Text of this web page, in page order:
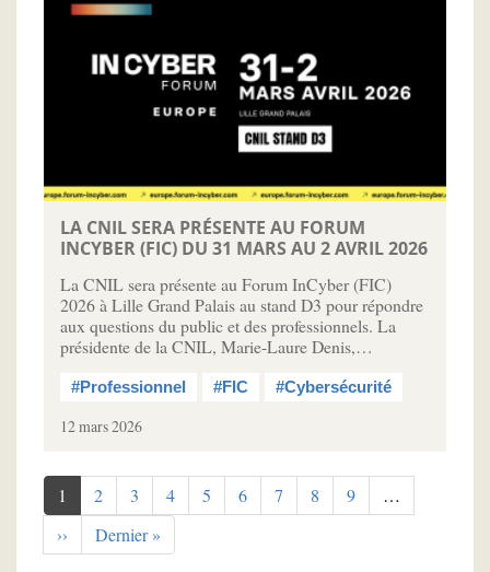
LA CNIL SERA PRÉSENTE AU FORUM
INCYBER (FIC) DU 31 MARS AU 2 AVRIL 2026
La CNIL sera présente au Forum InCyber (FIC)
2026 à Lille Grand Palais au stand D3 pour répondre
aux questions du public et des professionnels. La
présidente de la CNIL, Marie-Laure Denis,…
#Professionnel #FIC #Cybersécurité
12 mars 2026
Pagination
Page
courante
1 Page
2 Page
3 Page
4 Page
5 Page
6 Page
7 Page
8 Page
9
…
Page
suivante
››
Dernière
page
Dernier »